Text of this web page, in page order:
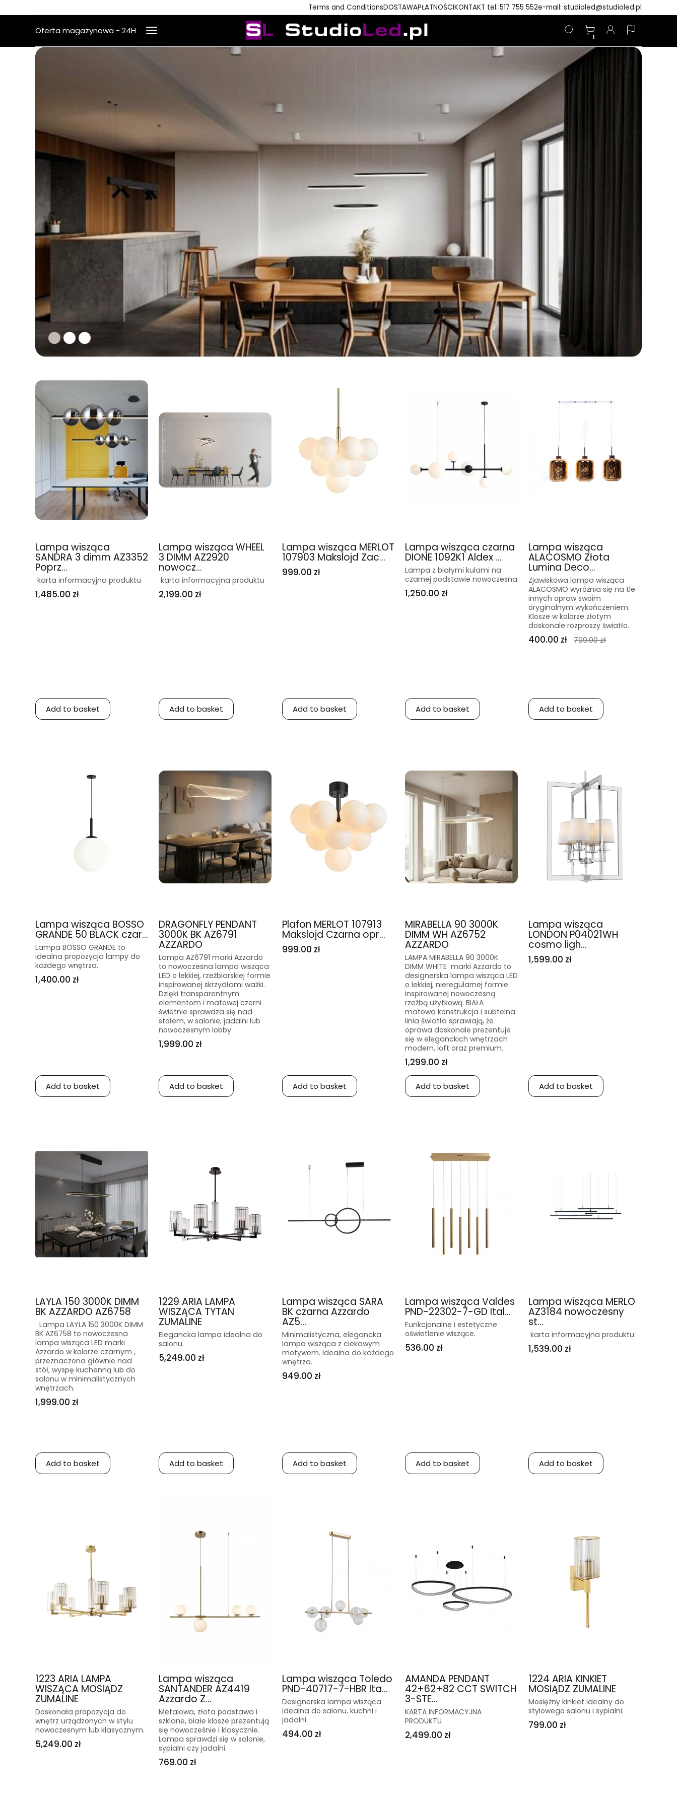
Terms and ConditionsDOSTAWAPŁATNOŚCIKONTAKT tel. 517 755 552e-mail: studioled@studioled.pl
Oferta magazynowa - 24H
1
Lampa wisząca
SANDRA 3 dimm AZ3352
Poprz...
karta informacyjna produktu
1,485.00 zł
Add to basket
Lampa wisząca WHEEL
3 DIMM AZ2920
nowocz...
karta informacyjna produktu
2,199.00 zł
Add to basket
Lampa wisząca MERLOT
107903 Makslojd Zac...
999.00 zł
Add to basket
Lampa wisząca czarna
DIONE 1092K1 Aldex ...
Lampa z białymi kulami na
czarnej podstawie nowoczesna
1,250.00 zł
Add to basket
Lampa wisząca
ALACOSMO Złota
Lumina Deco...
Zjawiskowa lampa wisząca
ALACOSMO wyróżnia się na tle
innych opraw swoim
oryginalnym wykończeniem.
Klosze w kolorze złotym
doskonale rozproszy światło.
400.00 zł 799.00 zł
Add to basket
Lampa wisząca BOSSO
GRANDE 50 BLACK czar...
Lampa BOSSO GRANDE to
idealna propozycja lampy do
każdego wnętrza.
1,400.00 zł
Add to basket
DRAGONFLY PENDANT
3000K BK AZ6791
AZZARDO
Lampa AZ6791 marki Azzardo
to nowoczesna lampa wisząca
LED o lekkiej, rzeźbiarskiej formie
inspirowanej skrzydłami ważki.
Dzięki transparentnym
elementom i matowej czerni
świetnie sprawdza się nad
stołem, w salonie, jadalni lub
nowoczesnym lobby
1,999.00 zł
Add to basket
Plafon MERLOT 107913
Makslojd Czarna opr...
999.00 zł
Add to basket
MIRABELLA 90 3000K
DIMM WH AZ6752
AZZARDO
LAMPA MIRABELLA 90 3000K
DIMM WHITE marki Azzardo to
designerska lampa wisząca LED
o lekkiej, nieregularnej formie
inspirowanej nowoczesną
rzeźbą użytkową. BIAŁA
matowa konstrukcja i subtelna
linia światła sprawiają, że
oprawa doskonale prezentuje
się w eleganckich wnętrzach
modern, loft oraz premium.
1,299.00 zł
Add to basket
Lampa wisząca
LONDON P04021WH
cosmo ligh...
1,599.00 zł
Add to basket
LAYLA 150 3000K DIMM
BK AZZARDO AZ6758
Lampa LAYLA 150 3000K DIMM
BK AZ6758 to nowoczesna
lampa wisząca LED marki
Azzardo w kolorze czarnym ,
przeznaczona głównie nad
stół, wyspę kuchenną lub do
salonu w minimalistycznych
wnętrzach.
1,999.00 zł
Add to basket
1229 ARIA LAMPA
WISZĄCA TYTAN
ZUMALINE
Elegancka lampa idealna do
salonu.
5,249.00 zł
Add to basket
Lampa wisząca SARA
BK czarna Azzardo
AZ5...
Minimalistyczna, elegancka
lampa wisząca z ciekawym
motywem. Idealna do każdego
wnętrza.
949.00 zł
Add to basket
Lampa wisząca Valdes
PND-22302-7-GD Ital...
Funkcjonalne i estetyczne
oświetlenie wiszące.
536.00 zł
Add to basket
Lampa wisząca MERLO
AZ3184 nowoczesny
st...
karta informacyjna produktu
1,539.00 zł
Add to basket
1223 ARIA LAMPA
WISZĄCA MOSIĄDZ
ZUMALINE
Doskonała propozycja do
wnętrz urządzonych w stylu
nowoczesnym lub klasycznym.
5,249.00 zł
Lampa wisząca
SANTANDER AZ4419
Azzardo Z...
Metalowa, złota podstawa i
szklane, białe klosze prezentują
się nowocześnie i klasycznie.
Lampa sprawdzi się w salonie,
sypialni czy jadalni.
769.00 zł
Lampa wisząca Toledo
PND-40717-7-HBR Ita...
Designerska lampa wisząca
idealna do salonu, kuchni i
jadalni.
494.00 zł
AMANDA PENDANT
42+62+82 CCT SWITCH
3-STE...
KARTA INFORMACYJNA
PRODUKTU
2,499.00 zł
1224 ARIA KINKIET
MOSIĄDZ ZUMALINE
Mosiężny kinkiet idealny do
stylowego salonu i sypialni.
799.00 zł